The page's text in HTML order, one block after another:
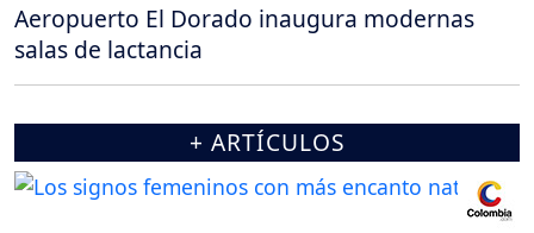
Aeropuerto El Dorado inaugura modernas
salas de lactancia
+ ARTÍCULOS